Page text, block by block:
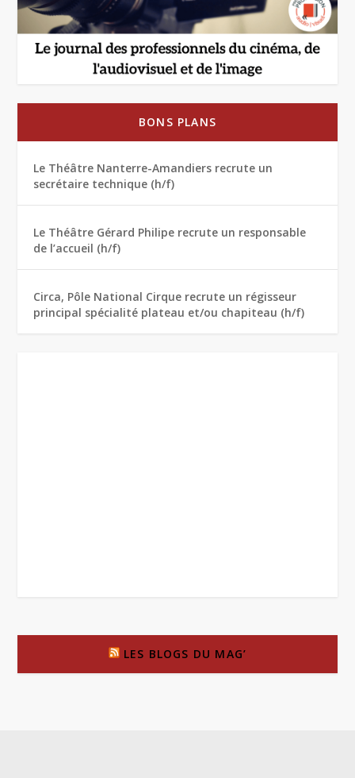
BONS PLANS
Le Théâtre Nanterre-Amandiers recrute un
secrétaire technique (h/f)
Le Théâtre Gérard Philipe recrute un responsable
de l’accueil (h/f)
Circa, Pôle National Cirque recrute un régisseur
principal spécialité plateau et/ou chapiteau (h/f)
LES BLOGS DU MAG’